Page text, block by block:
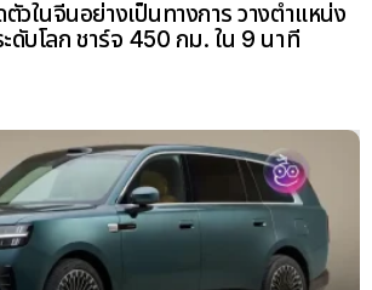
วในจีนอย่างเป็นทางการ วางตำแหน่ง
ดับโลก ชาร์จ 450 กม. ใน 9 นาที